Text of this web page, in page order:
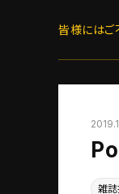
皆様にはご
雑誌